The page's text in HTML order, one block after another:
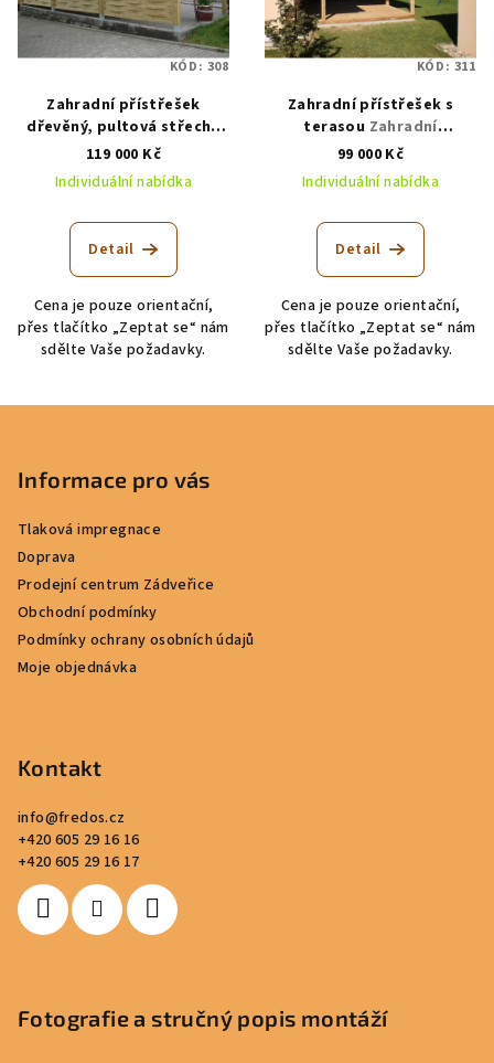
Zahradní přístřešek
dřevěný, pultová střecha
Zahradní přístřešek
dřevěný
119 000 Kč
Individuální nabídka
Detail
Cena je pouze orientační,
přes tlačítko „Zeptat se“ nám
sdělte Vaše požadavky.
KÓD: 308
Zahradní přístřešek s
terasou Zahradní
přístřešek s terasou
99 000 Kč
Individuální nabídka
Detail
Cena je pouze orientační,
přes tlačítko „Zeptat se“ nám
sdělte Vaše požadavky.
KÓD: 311
Informace pro vás
Tlaková impregnace
Doprava
Prodejní centrum Zádveřice
Obchodní podmínky
Podmínky ochrany osobních údajů
Moje objednávka
Kontakt
info@fredos.cz
+420 605 29 16 16
+420 605 29 16 17
Fotografie a stručný popis montáží